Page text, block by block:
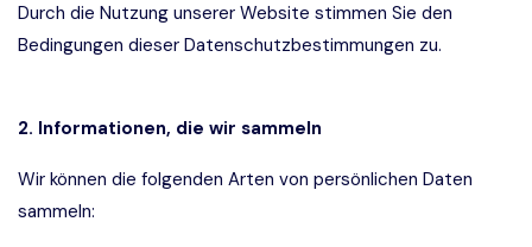
Durch die Nutzung unserer Website stimmen Sie den
Bedingungen dieser Datenschutzbestimmungen zu.
2. Informationen, die wir sammeln
Wir können die folgenden Arten von persönlichen Daten
sammeln: